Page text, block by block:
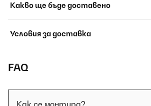
Какво ще бъде доставено
Условия за доставка
FAQ
Как се монтира?